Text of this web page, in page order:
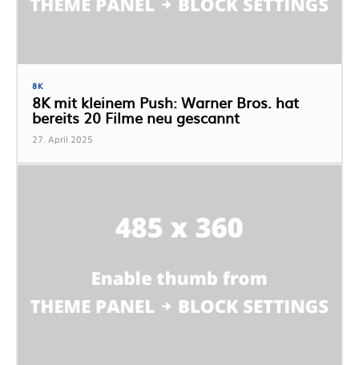
8K
8K mit kleinem Push: Warner Bros. hat
bereits 20 Filme neu gescannt
27. April 2025